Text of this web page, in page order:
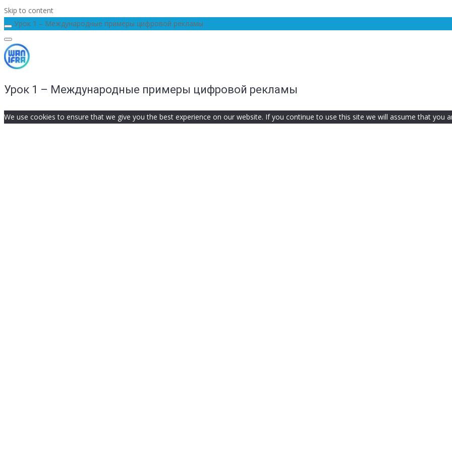
Skip to content
Урок 1 – Международные примеры цифровой рекламы
Урок 1 – Международные примеры цифровой рекламы
We use cookies to ensure that we give you the best experience on our website. If you continue to use this site we will assume that you